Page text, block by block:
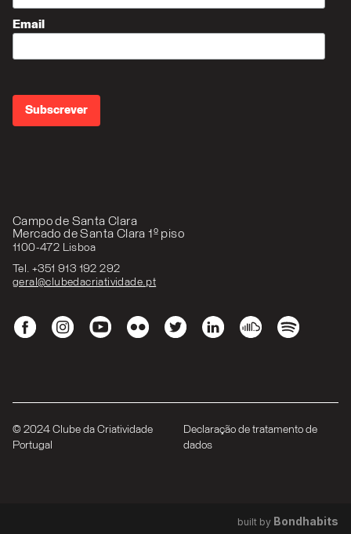
Campo de Santa Clara
Mercado de Santa Clara 1º piso
1100-472 Lisboa
Tel. +351 913 192 292
geral@clubedacriatividade.pt
Email
© 2024 Clube da Criatividade
Portugal
Declaração de tratamento de
dados
built by Bondhabits